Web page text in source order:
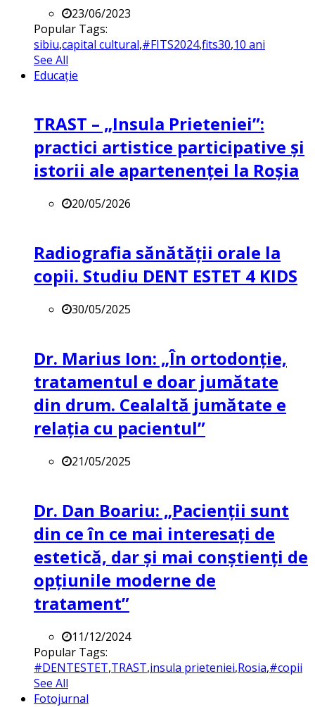
23/06/2023
Popular Tags:
sibiu,capital cultural,#FITS2024,fits30,10 ani
See All
Educație
TRAST – „Insula Prieteniei”:
practici artistice participative și
istorii ale apartenenței la Roșia
20/05/2026
Radiografia sănătății orale la
copii. Studiu DENT ESTET 4 KIDS
30/05/2025
Dr. Marius Ion: „În ortodonție,
tratamentul e doar jumătate
din drum. Cealaltă jumătate e
relația cu pacientul”
21/05/2025
Dr. Dan Boariu: „Pacienții sunt
din ce în ce mai interesați de
estetică, dar și mai conștienți de
opțiunile moderne de
tratament”
11/12/2024
Popular Tags:
#DENTESTET,TRAST,insula prieteniei,Rosia,#copii
See All
Fotojurnal